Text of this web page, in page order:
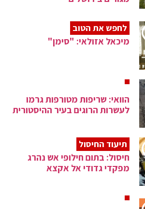
לחפש את הטוב
מיכאל אזולאי: "סימן"
הוואי: שריפות מטורפות גרמו
לעשרות הרוגים בעיר ההיסטורית
תיעוד החיסול
חיסול: בתום חילופי אש נהרג
מפקדי גדודי אל אקצא